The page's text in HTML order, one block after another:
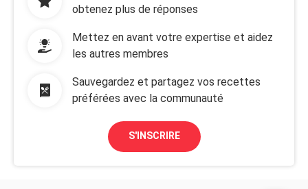
obtenez plus de réponses
Mettez en avant votre expertise et aidez
les autres membres
Sauvegardez et partagez vos recettes
préférées avec la communauté
S'INSCRIRE